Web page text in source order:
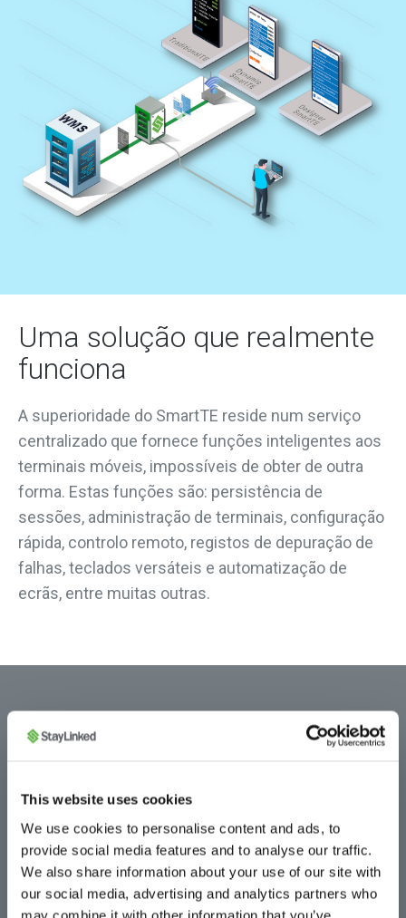
This website uses cookies
We use cookies to personalise content and ads, to
provide social media features and to analyse our traffic.
We also share information about your use of our site with
our social media, advertising and analytics partners who
may combine it with other information that you’ve
Uma solução que realmente
funciona
A superioridade do SmartTE reside num serviço
centralizado que fornece funções inteligentes aos
terminais móveis, impossíveis de obter de outra
forma. Estas funções são: persistência de
sessões, administração de terminais, configuração
rápida, controlo remoto, registos de depuração de
falhas, teclados versáteis e automatização de
ecrãs, entre muitas outras.
Persistência de sessões